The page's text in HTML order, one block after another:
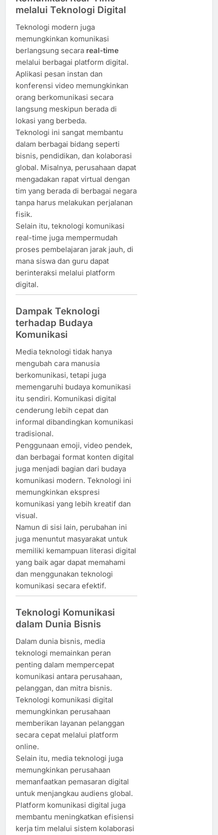
melalui Teknologi Digital
Teknologi modern juga
memungkinkan komunikasi
berlangsung secara real-time
melalui berbagai platform digital.
Aplikasi pesan instan dan
konferensi video memungkinkan
orang berkomunikasi secara
langsung meskipun berada di
lokasi yang berbeda.
Teknologi ini sangat membantu
dalam berbagai bidang seperti
bisnis, pendidikan, dan kolaborasi
global. Misalnya, perusahaan dapat
mengadakan rapat virtual dengan
tim yang berada di berbagai negara
tanpa harus melakukan perjalanan
fisik.
Selain itu, teknologi komunikasi
real-time juga mempermudah
proses pembelajaran jarak jauh, di
mana siswa dan guru dapat
berinteraksi melalui platform
digital.
Dampak Teknologi
terhadap Budaya
Komunikasi
Media teknologi tidak hanya
mengubah cara manusia
berkomunikasi, tetapi juga
memengaruhi budaya komunikasi
itu sendiri. Komunikasi digital
cenderung lebih cepat dan
informal dibandingkan komunikasi
tradisional.
Penggunaan emoji, video pendek,
dan berbagai format konten digital
juga menjadi bagian dari budaya
komunikasi modern. Teknologi ini
memungkinkan ekspresi
komunikasi yang lebih kreatif dan
visual.
Namun di sisi lain, perubahan ini
juga menuntut masyarakat untuk
memiliki kemampuan literasi digital
yang baik agar dapat memahami
dan menggunakan teknologi
komunikasi secara efektif.
Teknologi Komunikasi
dalam Dunia Bisnis
Dalam dunia bisnis, media
teknologi memainkan peran
penting dalam mempercepat
komunikasi antara perusahaan,
pelanggan, dan mitra bisnis.
Teknologi komunikasi digital
memungkinkan perusahaan
memberikan layanan pelanggan
secara cepat melalui platform
online.
Selain itu, media teknologi juga
memungkinkan perusahaan
memanfaatkan pemasaran digital
untuk menjangkau audiens global.
Platform komunikasi digital juga
membantu meningkatkan efisiensi
kerja tim melalui sistem kolaborasi